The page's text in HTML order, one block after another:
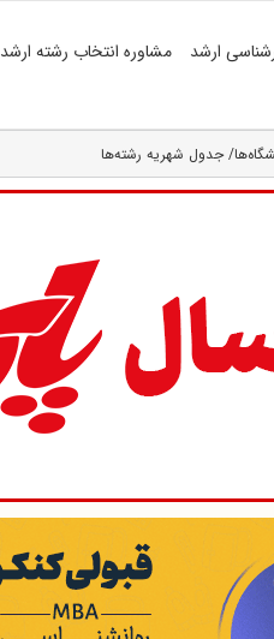
ارشد مشاوره انتخاب رشته ارشد
جدول شهریه رشته‌ها